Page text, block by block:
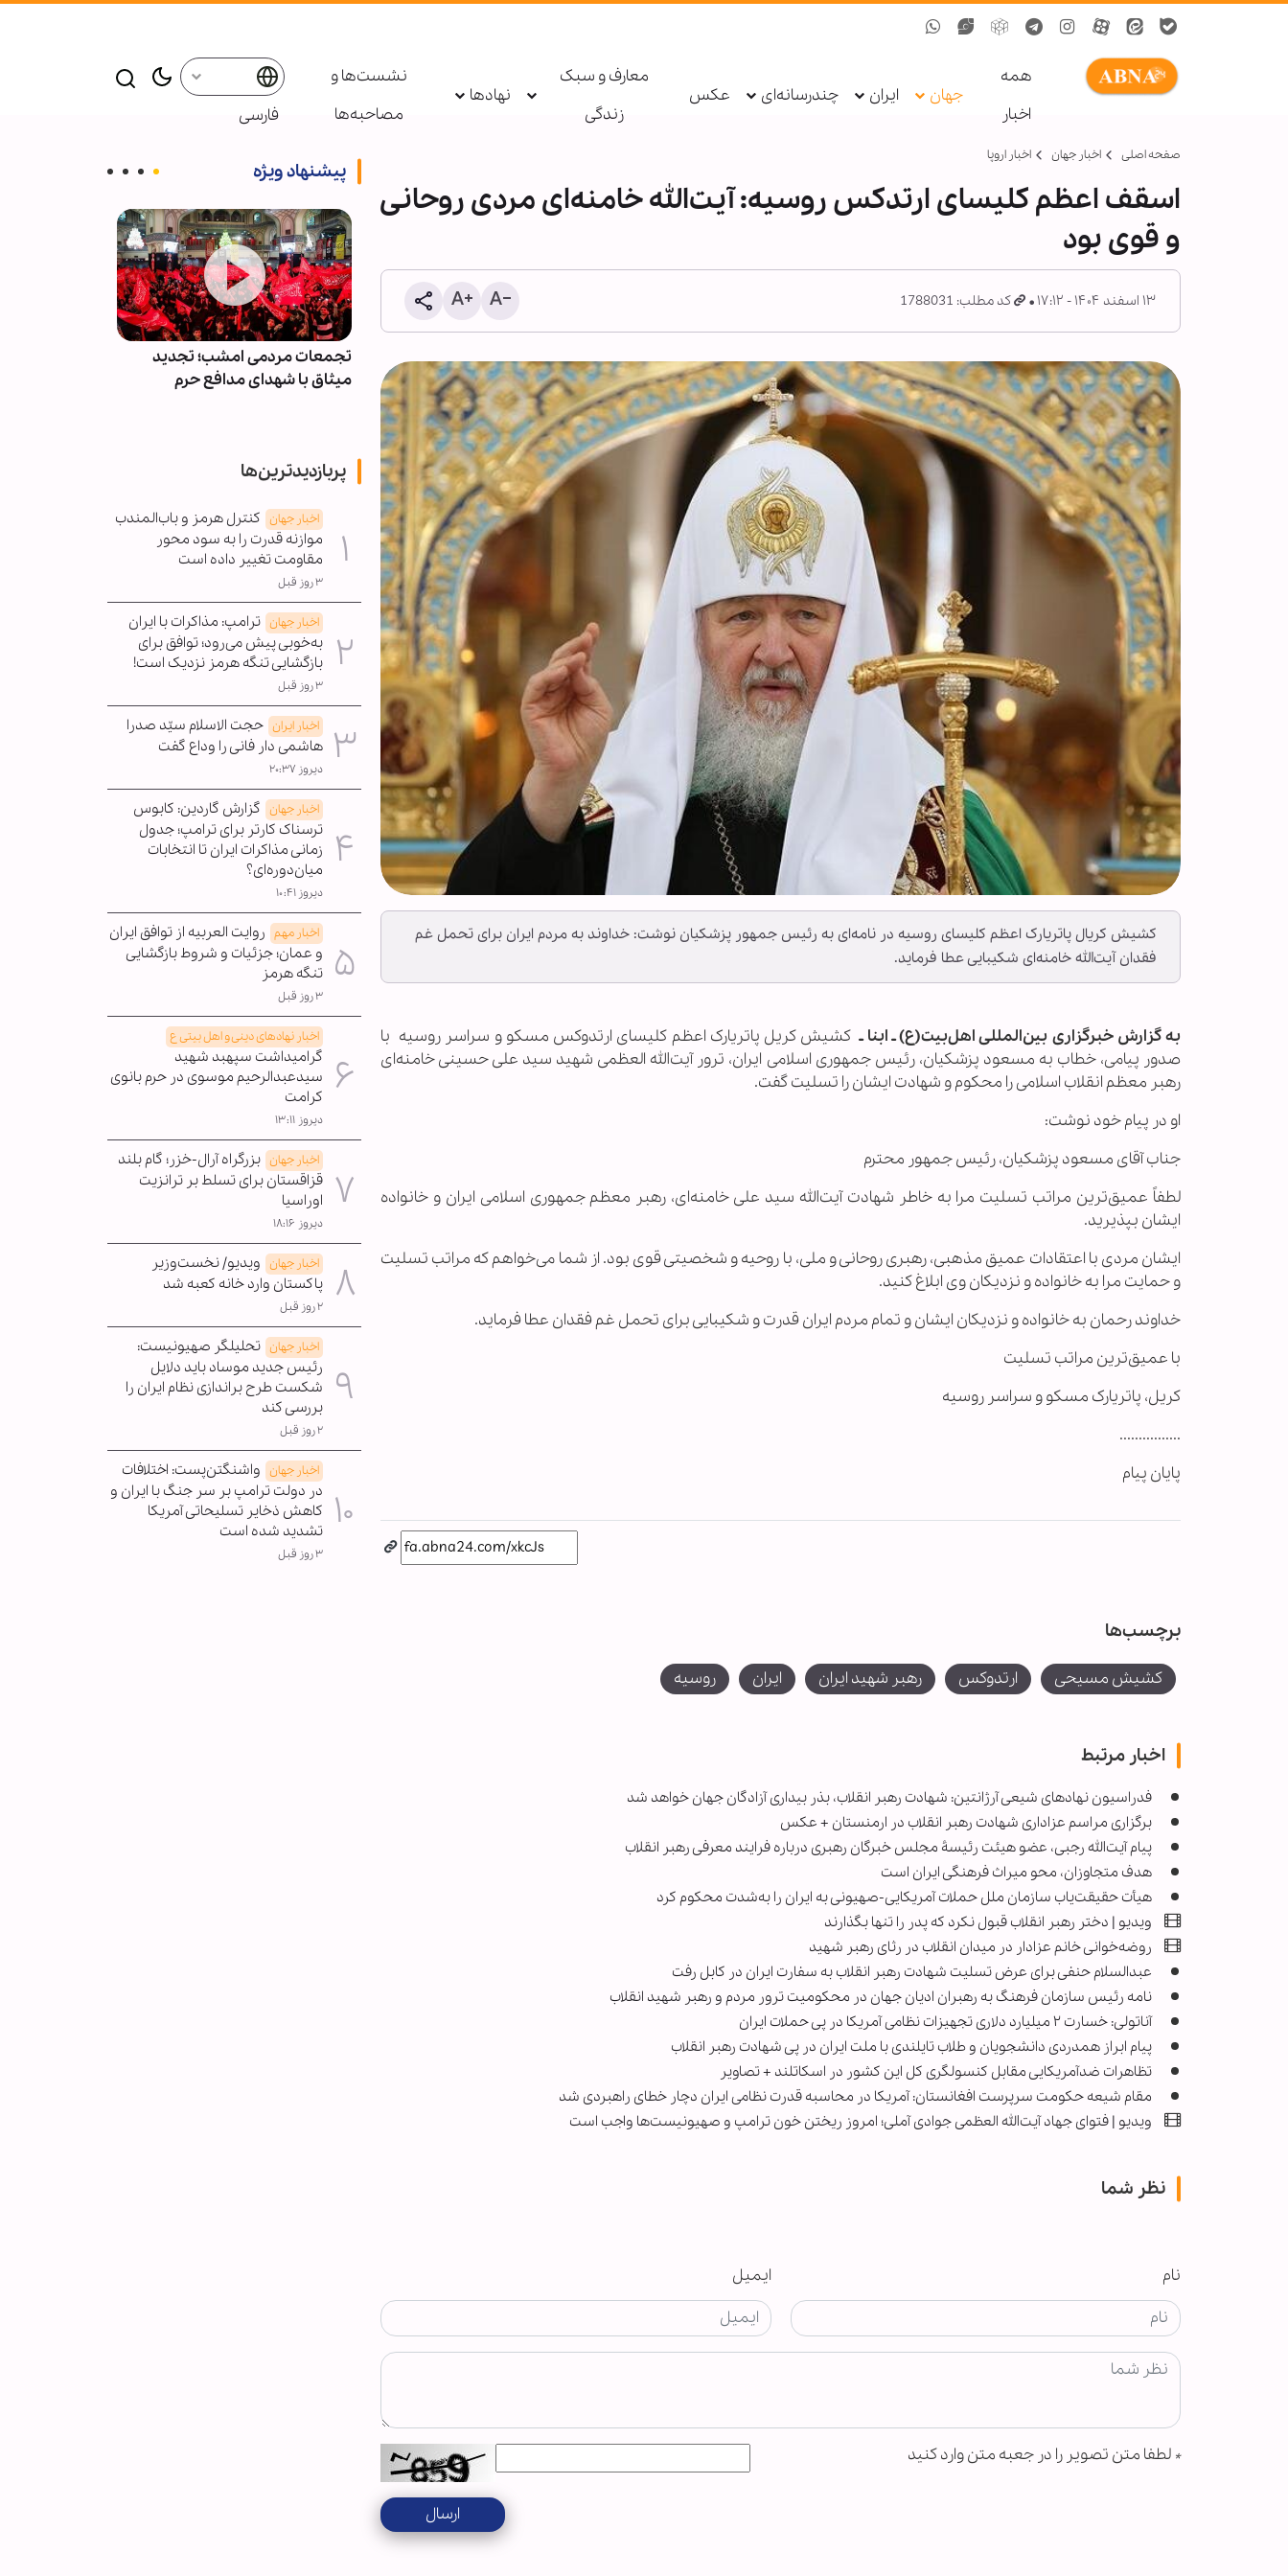
همه
اخبار
جهان ایران چندرسانه‌ای عکس
معارف و سبک
زندگی
نهادها
نشست‌ها و
مصاحبه‌ها
فارسی
صفحه اصلی اخبار جهان اخبار اروپا
اسقف اعظم کلیسای ارتدکس روسیه: آیت‌الله خامنه‌ای مردی روحانی
و قوی بود
۱۳ اسفند ۱۴۰۴ - ۱۷:۱۲ کد مطلب: 1788031
کشیش کریال پاتریارک اعظم کلیسای روسیه در نامه‌ای به رئیس جمهور پزشکیان نوشت: خداوند به مردم ایران برای تحمل غم
فقدان آیت‌الله خامنه‌ای شکیبایی عطا فرماید.
به گزارش خبرگزاری بین‌المللی اهل‌بیت(ع) ـ ابنا ـ کشیش کریل پاتریارک اعظم کلیسای ارتدوکس مسکو و سراسر روسیه با
صدور پیامی، خطاب به مسعود پزشکیان، رئیس جمهوری اسلامی ایران، ترور آیت‌الله العظمی شهید سید علی حسینی خامنه‌ای
رهبر معظم انقلاب اسلامی را محکوم و شهادت ایشان را تسلیت گفت.
او در پیام خود نوشت:
جناب آقای مسعود پزشکیان، رئیس جمهور محترم
لطفاً عمیق‌ترین مراتب تسلیت مرا به خاطر شهادت آیت‌الله سید علی خامنه‌ای، رهبر معظم جمهوری اسلامی ایران و خانواده
ایشان بپذیرید.
ایشان مردی با اعتقادات عمیق مذهبی، رهبری روحانی و ملی، با روحیه و شخصیتی قوی بود. از شما می‌خواهم که مراتب تسلیت
و حمایت مرا به خانواده و نزدیکان وی ابلاغ کنید.
خداوند رحمان به خانواده و نزدیکان ایشان و تمام مردم ایران قدرت و شکیبایی برای تحمل غم فقدان عطا فرماید.
با عمیق‌ترین مراتب تسلیت
کریل، پاتریارک مسکو و سراسر روسیه
................
پایان پیام
برچسب‌ها
کشیش مسیحی ارتدوکس رهبر شهید ایران ایران روسیه
اخبار مرتبط
فدراسیون نهادهای شیعی آرژانتین: شهادت رهبر انقلاب، بذر بیداری آزادگان جهان خواهد شد
برگزاری مراسم عزاداری شهادت رهبر انقلاب در ارمنستان + عکس
پیام آیت‌الله رجبی، عضو هیئت رئیسۀ مجلس خبرگان رهبری درباره فرایند معرفی رهبر انقلاب
هدف متجاوزان، محو میراث فرهنگی ایران است
هیأت حقیقت‌یاب سازمان ملل حملات آمریکایی-صهیونی به ایران را به‌شدت محکوم کرد
ویدیو | دختر رهبر انقلاب قبول نکرد که پدر را تنها بگذارند
روضه‌خوانی خانم عزادار در میدان انقلاب در رثای رهبر شهید
عبدالسلام حنفی برای عرض تسلیت شهادت رهبر انقلاب به سفارت ایران در کابل رفت
نامه رئیس سازمان فرهنگ به رهبران ادیان جهان در محکومیت ترور مردم و رهبر شهید انقلاب
آناتولی: خسارت ۲ میلیارد دلاری تجهیزات نظامی آمریکا در پی حملات ایران
پیام ابراز همدردی دانشجویان و طلاب تایلندی با ملت ایران در پی شهادت رهبر انقلاب
تظاهرات ضدآمریکایی مقابل کنسولگری کل این کشور در اسکاتلند + تصاویر
مقام شیعه حکومت سرپرست افغانستان: آمریکا در محاسبه قدرت نظامی ایران دچار خطای راهبردی شد
ویدیو | فتوای جهاد آیت‌الله العظمی جوادی آملی؛ امروز ریختن خون ترامپ و صهیونیست‌ها واجب است
نظر شما
نام ایمیل
* لطفا متن تصویر را در جعبه متن وارد کنید
ارسال
پیشنهاد ویژه
اذعان آمریکا به عبور ده‌ها کشتی از
محاصره ایران
تجمعات مردمی امشب؛ تجدید
میثاق با شهدای مدافع حرم
پربازدیدترین‌ها
اخبار جهان کنترل هرمز و باب‌المندب
موازنه قدرت را به سود محور
مقاومت تغییر داده است
۳ روز قبل
اخبار جهان ترامپ: مذاکرات با ایران
به‌خوبی پیش می‌رود؛ توافق برای
بازگشایی تنگه هرمز نزدیک است!
۳ روز قبل
اخبار ایران حجت الاسلام سیّد صدرا
هاشمی دار فانی را وداع گفت
دیروز ۲۰:۳۷
اخبار جهان گزارش گاردین: کابوس
ترسناک کارتر برای ترامپ؛ جدول
زمانی مذاکرات ایران تا انتخابات
میان‌دوره‌ای؟
دیروز ۱۰:۴۱
اخبار مهم روایت العربیه از توافق ایران
و عمان؛ جزئیات و شروط بازگشایی
تنگه هرمز
۳ روز قبل
اخبار نهادهای دینی و اهل بیتی ع
گرامیداشت سپهبد شهید
سیدعبدالرحیم موسوی در حرم بانوی
کرامت
دیروز ۱۳:۱۱
اخبار جهان بزرگراه آرال-خزر؛ گام بلند
قزاقستان برای تسلط بر ترانزیت
اوراسیا
دیروز ۱۸:۱۶
اخبار جهان ویدیو/ نخست‌وزیر
پاکستان وارد خانه کعبه شد
۲ روز قبل
اخبار جهان تحلیلگر صهیونیست:
رئیس جدید موساد باید دلایل
شکست طرح براندازی نظام ایران را
بررسی کند
۲ روز قبل
اخبار جهان واشنگتن‌پست: اختلافات
در دولت ترامپ بر سر جنگ با ایران و
کاهش ذخایر تسلیحاتی آمریکا
تشدید شده است
۳ روز قبل